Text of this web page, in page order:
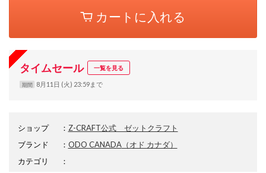
カートに入れる
タイムセール 一覧を見る
期間 8月11日 (火) 23:59まで
ショップ ： Z-CRAFT公式 ゼットクラフト
ブランド
： ODO CANADA（オド カナダ）
カテゴリ
：